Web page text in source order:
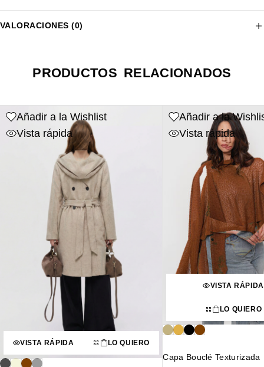
VALORACIONES (0)
PRODUCTOS RELACIONADOS
Añadir a la Wishlist
Vista rápida
VISTA RÁPIDA LO QUIERO
Añadir a la
Vista rápida
VISTA RÁPIDA
LO QUIERO
Capa Bouclé Texturizada